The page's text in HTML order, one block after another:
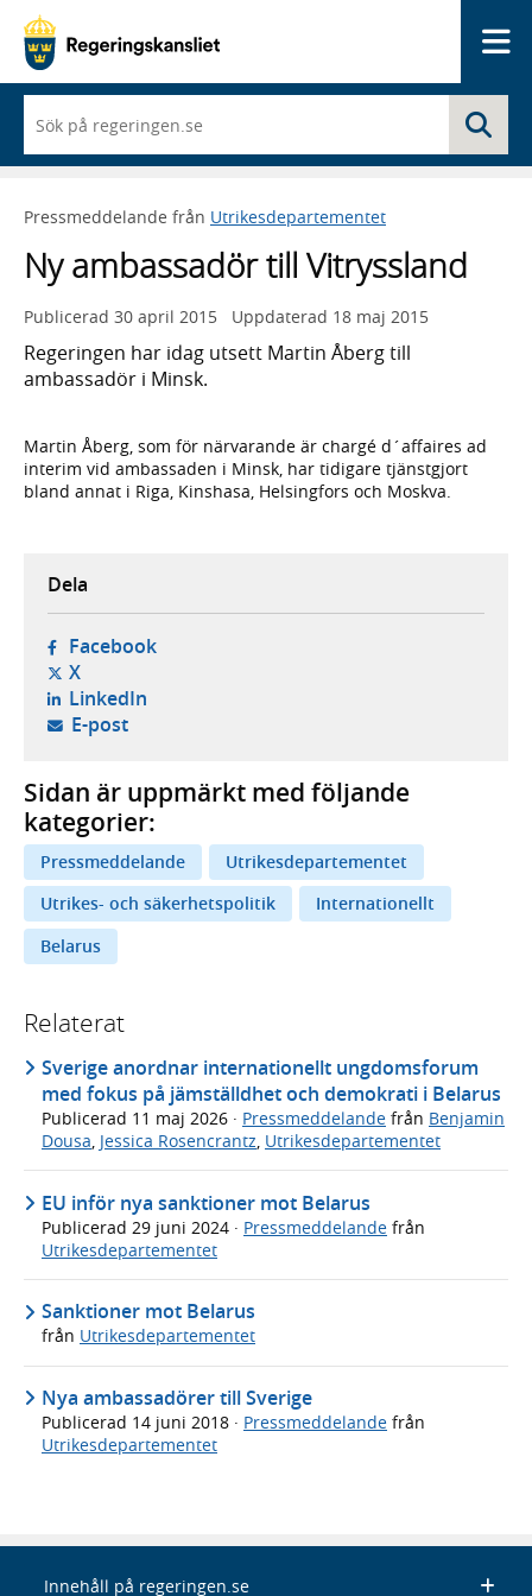
du
börjar
skriva
framträder
lista
med
sökförslag
Pressmeddelande från Utrikesdepartementet
Ny ambassadör till Vitryssland
Publicerad 30 april 2015 Uppdaterad 18 maj 2015
Regeringen har idag utsett Martin Åberg till
ambassadör i Minsk.
Martin Åberg, som för närvarande är chargé d´affaires ad
interim vid ambassaden i Minsk, har tidigare tjänstgjort
bland annat i Riga, Kinshasa, Helsingfors och Moskva.
Dela
Facebook- öppnas i ny flik, extern webbplats,
X- öppnas i ny flik, extern webbplats,
LinkedIn- öppnas i ny flik, extern webbplats,
E-post- öppnar din e-postklient,
Sidan är uppmärkt med följande
kategorier:
Pressmeddelande
Utrikesdepartementet
Utrikes- och säkerhetspolitik
Internationellt
Belarus
Relaterat
Sverige anordnar internationellt ungdomsforum
med fokus på jämställdhet och demokrati i Belarus
Publicerad 11 maj 2026 · Pressmeddelande från Benjamin
Dousa, Jessica Rosencrantz, Utrikesdepartementet
EU inför nya sanktioner mot Belarus
Publicerad 29 juni 2024 · Pressmeddelande från
Utrikesdepartementet
Sanktioner mot Belarus
från Utrikesdepartementet
Nya ambassadörer till Sverige
Publicerad 14 juni 2018 · Pressmeddelande från
Utrikesdepartementet
Innehåll på regeringen.se